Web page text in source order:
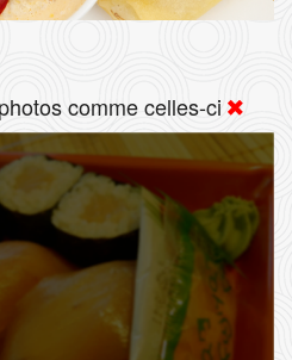
comme celles-ci